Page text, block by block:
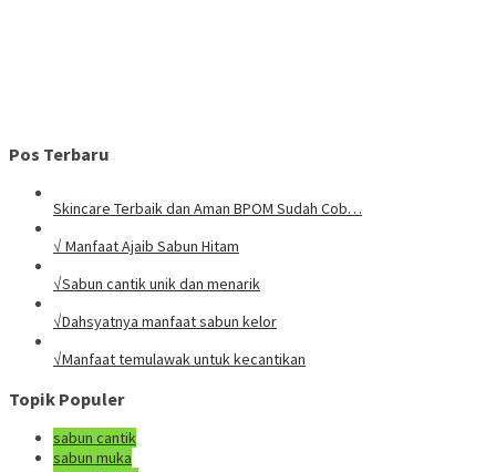
Pos Terbaru
Skincare Terbaik dan Aman BPOM Sudah Cob…
√ Manfaat Ajaib Sabun Hitam
√Sabun cantik unik dan menarik
√Dahsyatnya manfaat sabun kelor
√Manfaat temulawak untuk kecantikan
Topik Populer
sabun cantik
sabun muka